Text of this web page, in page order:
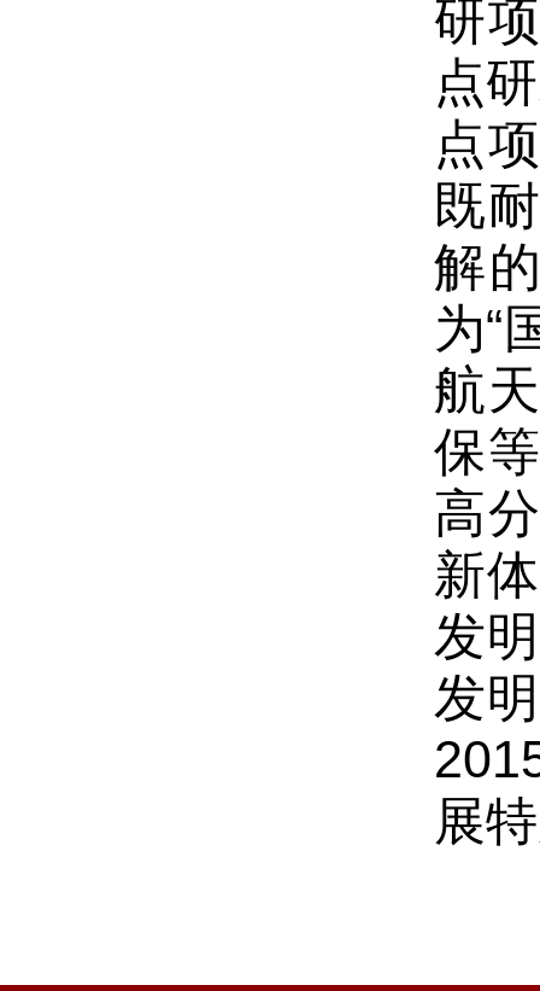
研
点
点
既
解
为“
航
保
高
新
发
发
展